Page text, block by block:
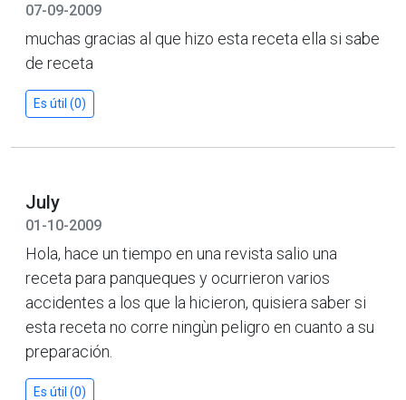
07-09-2009
muchas gracias al que hizo esta receta ella si sabe
de receta
Es útil (0)
July
01-10-2009
Hola, hace un tiempo en una revista salio una
receta para panqueques y ocurrieron varios
accidentes a los que la hicieron, quisiera saber si
esta receta no corre ningùn peligro en cuanto a su
preparación.
Es útil (0)